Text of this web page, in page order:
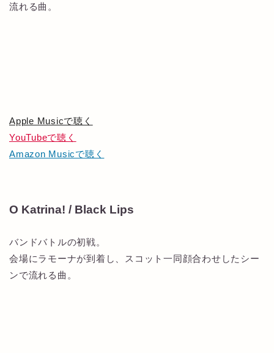
流れる曲。
Apple Musicで聴く
YouTubeで聴く
Amazon Musicで聴く
O Katrina! / Black Lips
バンドバトルの初戦。
会場にラモーナが到着し、スコット一同顔合わせしたシー
ンで流れる曲。